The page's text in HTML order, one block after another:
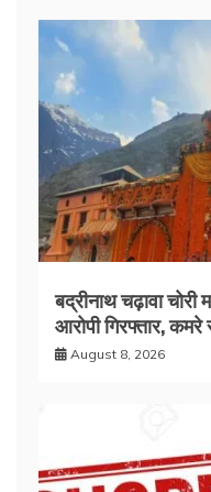
बद्रीनाथ चढ़ावा
आरोपी गिरफ्तार,
August 8, 2026